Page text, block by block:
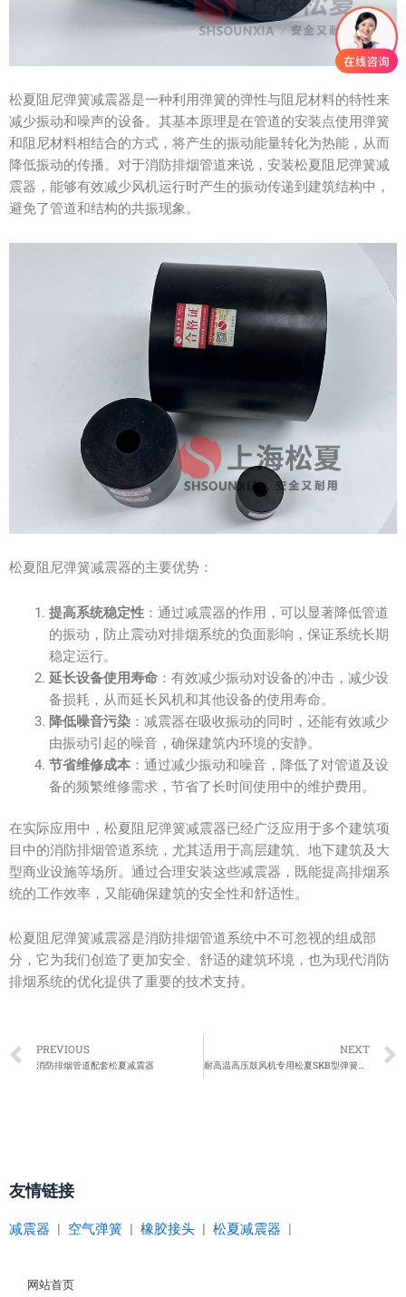
松夏阻尼弹簧减震器是一种利用弹簧的弹性与阻尼材料的特性来
减少振动和噪声的设备。其基本原理是在管道的安装点使用弹簧
和阻尼材料相结合的方式，将产生的振动能量转化为热能，从而
降低振动的传播。对于消防排烟管道来说，安装松夏阻尼弹簧减
震器，能够有效减少风机运行时产生的振动传递到建筑结构中，
避免了管道和结构的共振现象。
松夏阻尼弹簧减震器的主要优势：
提高系统稳定性：通过减震器的作用，可以显著降低管道
的振动，防止震动对排烟系统的负面影响，保证系统长期
稳定运行。
延长设备使用寿命：有效减少振动对设备的冲击，减少设
备损耗，从而延长风机和其他设备的使用寿命。
降低噪音污染：减震器在吸收振动的同时，还能有效减少
由振动引起的噪音，确保建筑内环境的安静。
节省维修成本：通过减少振动和噪音，降低了对管道及设
备的频繁维修需求，节省了长时间使用中的维护费用。
在实际应用中，松夏阻尼弹簧减震器已经广泛应用于多个建筑项
目中的消防排烟管道系统，尤其适用于高层建筑、地下建筑及大
型商业设施等场所。通过合理安装这些减震器，既能提高排烟系
统的工作效率，又能确保建筑的安全性和舒适性。
松夏阻尼弹簧减震器是消防排烟管道系统中不可忽视的组成部
分，它为我们创造了更加安全、舒适的建筑环境，也为现代消防
排烟系统的优化提供了重要的技术支持。
Prev
PREVIOUS
消防排烟管道配套松夏减震器
NEXT
耐高温高压鼓风机专用松夏SKB型弹簧隔振器
友情链接
减震器 空气弹簧 橡胶接头 松夏减震器
网站首页